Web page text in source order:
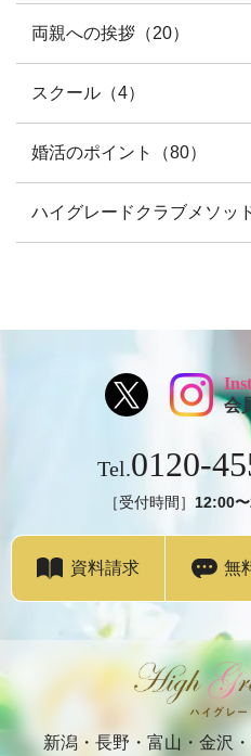
両親への挨拶（20）
スクール（4）
婚活のポイント（80）
ハイグレードクラブメソッ
会
Tel.0120-
［受付時間］ 12:00〜
資料請求 無
新潟・長野・富山・金沢